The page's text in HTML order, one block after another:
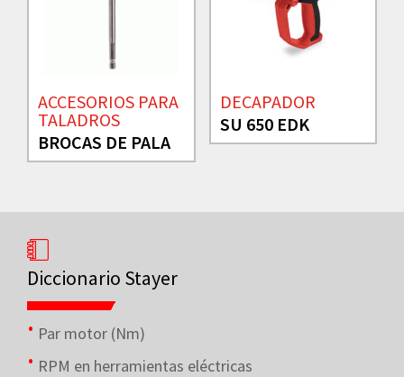
ACCESORIOS PARA
TALADROS
BROCAS DE PALA
DECAPADOR
SU 650 EDK
Diccionario Stayer
Par motor (Nm)
RPM en herramientas eléctricas